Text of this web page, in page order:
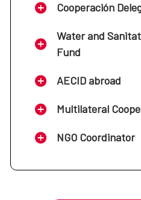
Cooperación
Water and
Fund
AECID abroad
Multilateral
NGO Coordinator